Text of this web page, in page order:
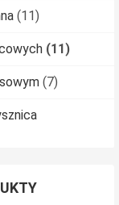
(11)
(11)
(7)